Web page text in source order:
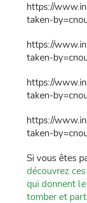
https://
taken-
https://
taken-
https://
taken-
https://
taken-
Si vous êtes
découvrez
qui donnent
tomber et